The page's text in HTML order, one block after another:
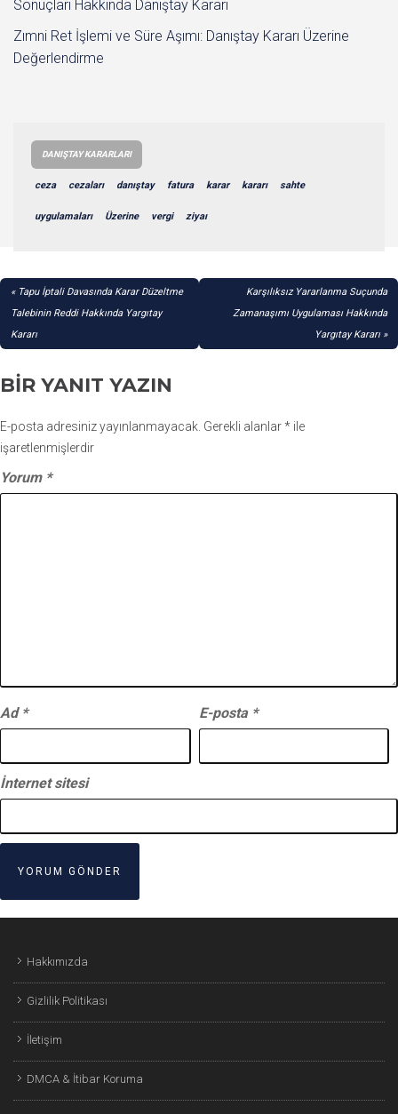
Sonuçları Hakkında Danıştay Kararı
Zımni Ret İşlemi ve Süre Aşımı: Danıştay Kararı Üzerine
Değerlendirme
DANIŞTAY KARARLARI
ceza cezaları danıştay fatura karar kararı sahte
uygulamaları Üzerine vergi ziyaı
YAZI
GEZINMESI
Tapu İptali Davasında Karar Düzeltme
Talebinin Reddi Hakkında Yargıtay
Kararı
Karşılıksız Yararlanma Suçunda
Zamanaşımı Uygulaması Hakkında
Yargıtay Kararı
BIR YANIT YAZIN
E-posta adresiniz yayınlanmayacak. Gerekli alanlar* ile
işaretlenmişlerdir
Yorum *
Ad * E-posta *
İnternet sitesi
Hakkımızda
Gizlilik Politikası
İletişim
DMCA & İtibar Koruma